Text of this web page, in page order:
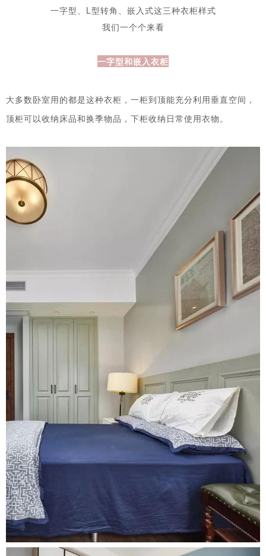
一字型、L型转角、嵌入式这三种衣柜样式
我们一个个来看
一字型和嵌入衣柜
大多数卧室用的都是这种衣柜，一柜到顶能充分利用垂直空间，
顶柜可以收纳床品和换季物品，下柜收纳日常使用衣物。